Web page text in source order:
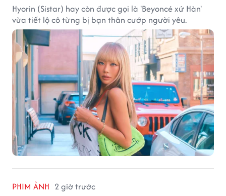
Hyorin (Sistar) hay còn được gọi là 'Beyoncé xứ Hàn'
vừa tiết lộ cô từng bị bạn thân cướp người yêu.
PHIM ẢNH 2 giờ trước